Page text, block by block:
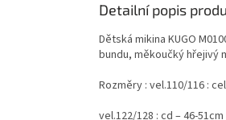
Detailní popis
Dětská mikina KUGO
bundu, měkoučký hřejivý
Rozměry : vel.110/116 :
vel.122/128 : cd – 46-